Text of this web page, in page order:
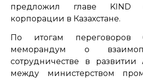
предложил главе KIND
корпорации в Казахстане.
По итогам переговоров
меморандум о
сотрудничестве в развитии
между министерством